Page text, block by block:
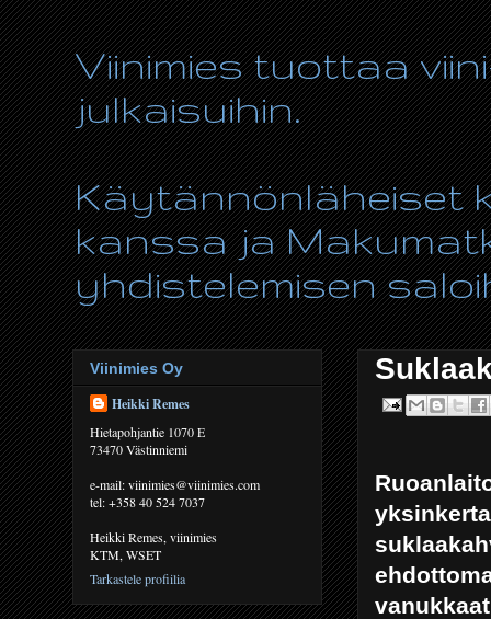
Viinimies tuottaa
julkaisuihin.
Käytännönläheiset
kanssa ja
yhdistelemisen
Viinimies Oy
Heikki Remes
Hietapohjantie 1070 E
73470 Västinniemi
e-mail: viinimies@viinimies.com
tel: +358 40 524 7037
Heikki Remes, viinimies
KTM, WSET
Tarkastele profiilia